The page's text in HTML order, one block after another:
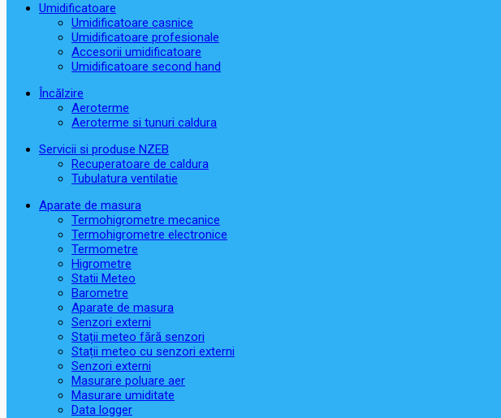
Umidificatoare
Umidificatoare casnice
Umidificatoare profesionale
Accesorii umidificatoare
Umidificatoare second hand
Încălzire
Aeroterme
Aeroterme si tunuri caldura
Servicii si produse NZEB
Recuperatoare de caldura
Tubulatura ventilatie
Aparate de masura
Termohigrometre mecanice
Termohigrometre electronice
Termometre
Higrometre
Statii Meteo
Barometre
Aparate de masura
Senzori externi
Stații meteo fără senzori
Stații meteo cu senzori externi
Senzori externi
Masurare poluare aer
Masurare umiditate
Data logger